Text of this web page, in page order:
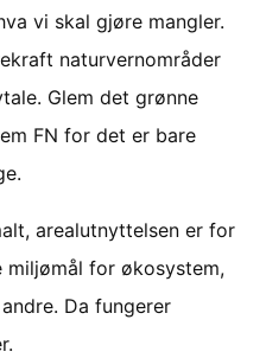
vi skal gjøre mangler.
naturvernområder
Glem det grønne
FN for det er bare
arealutnyttelsen er for
miljømål for økosystem,
Da fungerer